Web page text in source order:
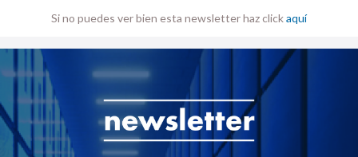
Si no puedes ver bien esta newsletter haz clickaquí